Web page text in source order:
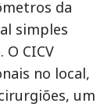
da
simples
CICV
no local,
um